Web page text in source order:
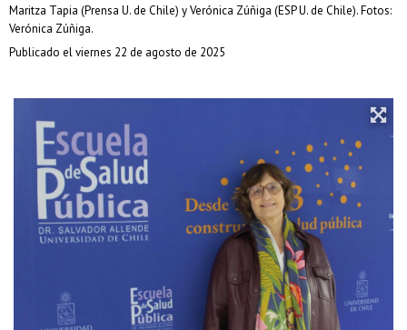
Maritza Tapia (Prensa U. de Chile) y Verónica Zúñiga (ESP U. de Chile). Fotos:
Verónica Zúñiga.
Publicado el viernes 22 de agosto de 2025